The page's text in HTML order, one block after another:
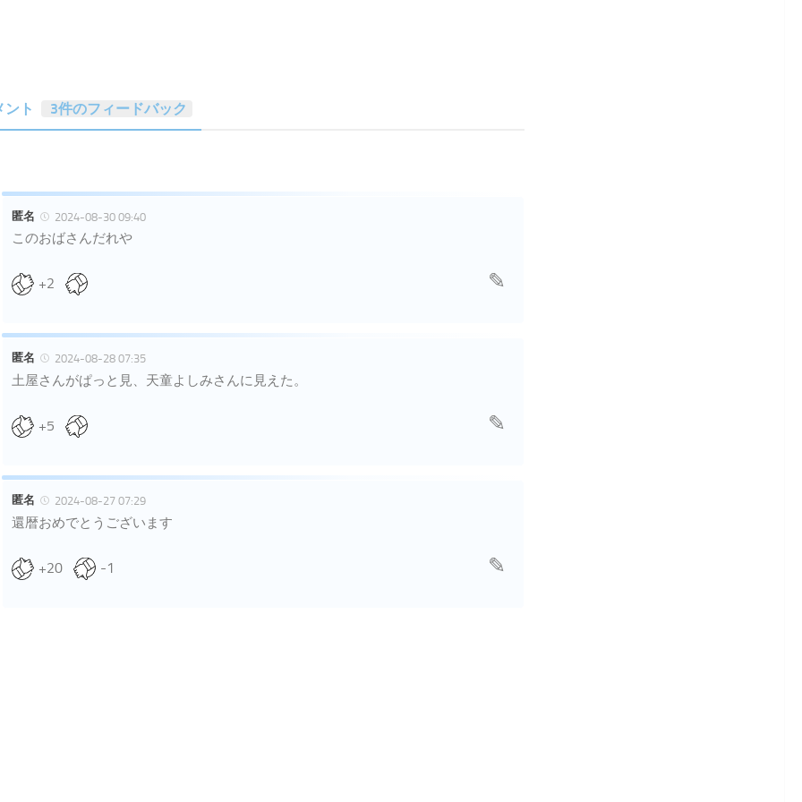
ント 3件のフィードバック
匿名 2024-08-30 09:40
このおばさんだれや
+2
匿名 2024-08-28 07:35
土屋さんがぱっと見、天童よしみさんに見えた。
+5
匿名 2024-08-27 07:29
還暦おめでとうございます
+20 -1